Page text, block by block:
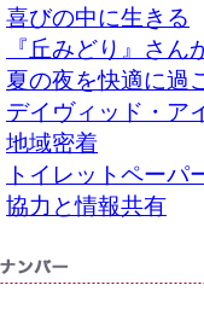
喜びの中に生きる
『丘みどり』さん
夏の夜を快適に過
デイヴィッド・ア
地域密着
トイレットペーパ
協力と情報共有